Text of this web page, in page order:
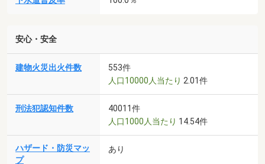
安心・安全
建物火災出火件数
553件
人口10000人当たり 2.01件
刑法犯認知件数
40011件
人口1000人当たり 14.54件
ハザード・防災マッ
プ
あり